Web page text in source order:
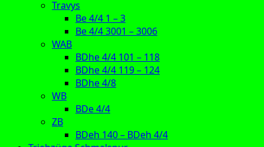
Travys
Be 4/4 1 – 3
Be 4/4 3001 – 3006
WAB
BDhe 4/4 101 – 118
BDhe 4/4 119 – 124
BDhe 4/8
WB
BDe 4/4
ZB
BDeh 140 – BDeh 4/4